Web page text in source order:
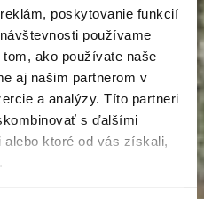
poskytovanie funkcií
používame
ako používate naše
aj našim partnerom v
a analýzy. Títo partneri
s ďalšími
ktoré od vás získali,
you agree to our
policy
Chalet
-
Villa
-
Dunaji
with
-
Chalet
-
Villa
-
Dunaji